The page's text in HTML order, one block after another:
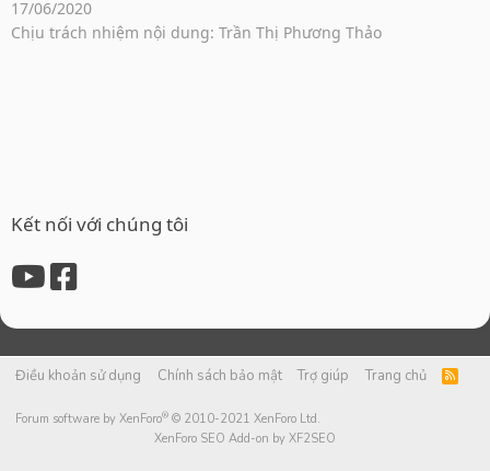
17/06/2020
Chịu trách nhiệm nội dung: Trần Thị Phương Thảo
Kết nối với chúng tôi
Điều khoản sử dụng Chính sách bảo mật Trợ giúp Trang chủ
R
S
Forum software by XenForo® © 2010-2021 XenForo Ltd.
XenForo SEO Add-on by XF2SEO